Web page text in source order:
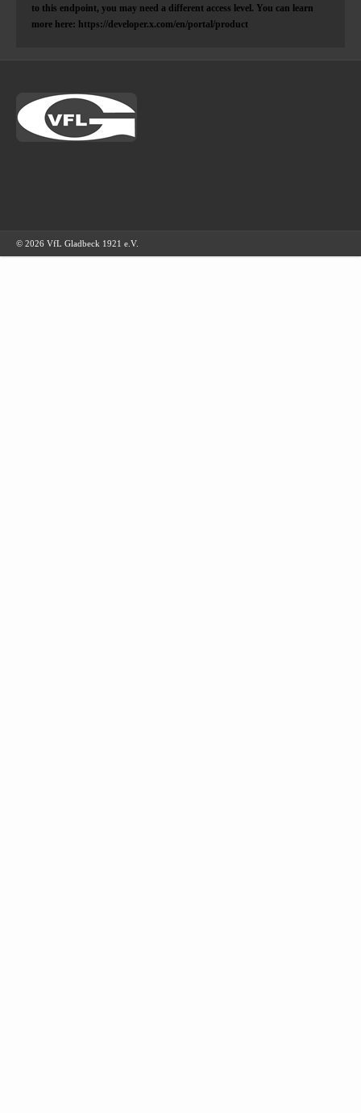
to this endpoint, you may need a different access level. You can learn
more here: https://developer.x.com/en/portal/product
© 2026 VfL Gladbeck 1921 e.V.